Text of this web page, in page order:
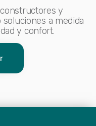
y
a medida
y confort.